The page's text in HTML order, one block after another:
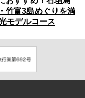
竹富3島めぐりを満
モデルコース